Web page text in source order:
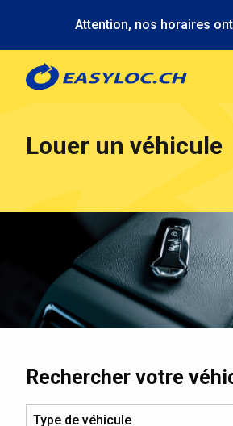
contenu
principal
Attention, nos horaires
Louer un véhicule
Rechercher votre